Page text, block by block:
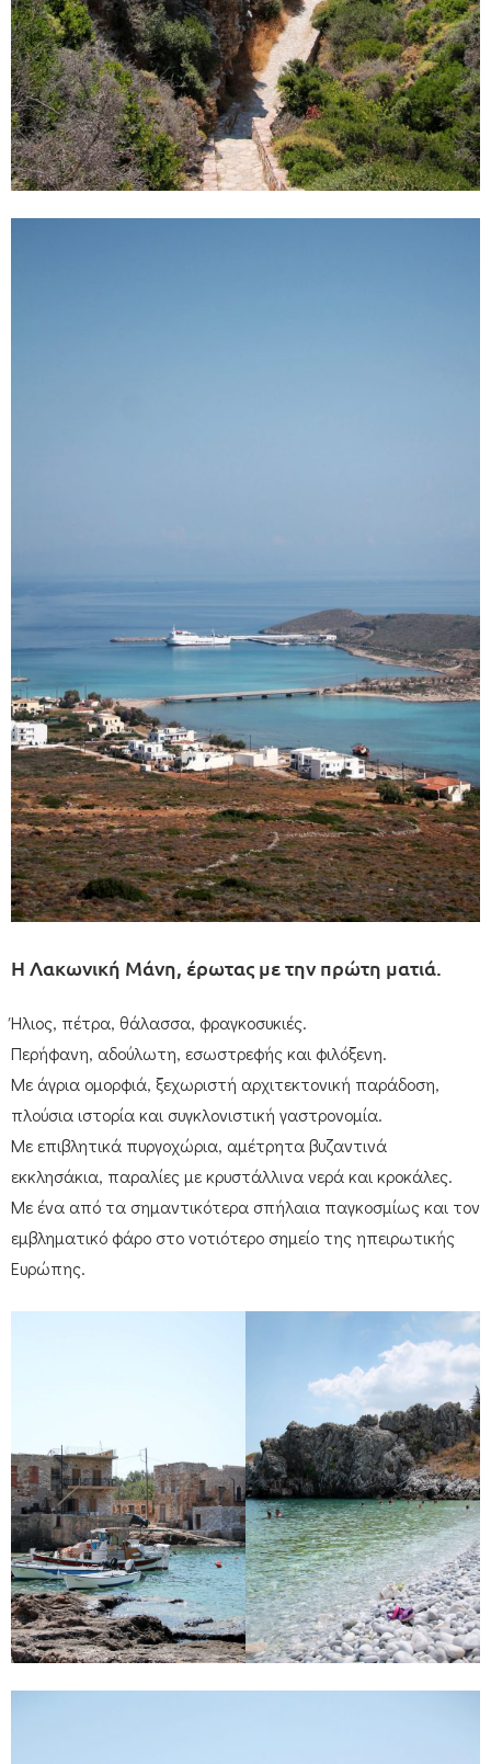
Η Λακωνική Μάνη, έρωτας με την πρώτη ματιά.
Ήλιος, πέτρα, θάλασσα, φραγκοσυκιές.
Περήφανη, αδούλωτη, εσωστρεφής και φιλόξενη.
Με άγρια ομορφιά, ξεχωριστή αρχιτεκτονική παράδοση,
πλούσια ιστορία και συγκλονιστική γαστρονομία.
Με επιβλητικά πυργοχώρια, αμέτρητα βυζαντινά
εκκλησάκια, παραλίες με κρυστάλλινα νερά και κροκάλες.
Με ένα από τα σημαντικότερα σπήλαια παγκοσμίως και τον
εμβληματικό φάρο στο νοτιότερο σημείο της ηπειρωτικής
Ευρώπης.